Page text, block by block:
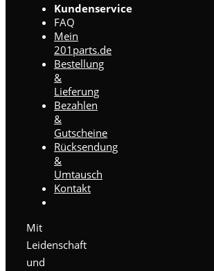
Kundenservice
FAQ
Mein
201parts.de
Bestellung
&
Lieferung
Bezahlen
&
Gutscheine
Rücksendung
&
Umtausch
Kontakt
Mit
Leidenschaft
und